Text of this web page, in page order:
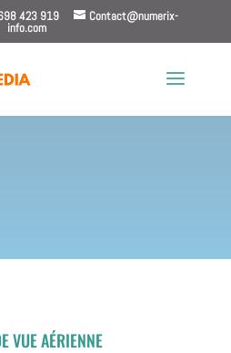
423 919 Contact@numerix-
info.com
VUE AÉRIENNE